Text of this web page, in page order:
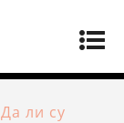
Да ли су